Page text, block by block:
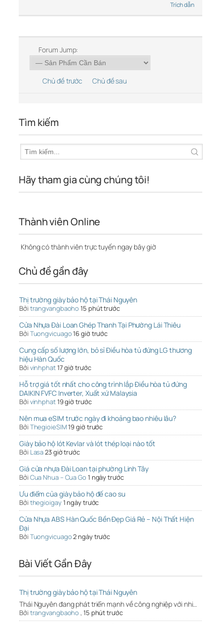
Trích dẫn
Forum Jump:
Chủ đề trước Chủ đề sau
Tìm kiếm
Hãy tham gia cùng chúng tôi!
Thành viên Online
Không có thành viên trực tuyến ngay bây giờ
Chủ đề gần đây
Thị trường giày bảo hộ tại Thái Nguyên
Bởi trangvangbaoho 15 phút trước
Cửa Nhựa Đài Loan Ghép Thanh Tại Phường Lái Thiêu
Bởi Tuongvicuago16 giờ trước
Cung cấp số lượng lớn, bỏ sỉ Điều hòa tủ đứng LG thương
hiệu Hàn Quốc
Bởi vinhphat17 giờ trước
Hỗ trợ giá tốt nhất cho công trình lắp Điều hòa tủ đứng
DAIKIN FVFC Inverter, Xuất xứ Malaysia
Bởi vinhphat19 giờ trước
Nên mua eSIM trước ngày đi khoảng bao nhiêu lâu?
Bởi ThegioieSIM19 giờ trước
Giày bảo hộ lót Kevlar và lót thép loại nào tốt
Bởi Lasa23 giờ trước
Giá cửa nhựa Đài Loan tại phường Linh Tây
Bởi Cua Nhua – Cua Go 1 ngày trước
Ưu điểm của giày bảo hộ đế cao su
Bởi thegioigay1 ngày trước
Cửa Nhựa ABS Hàn Quốc Bền Đẹp Giá Rẻ – Nội Thất Hiện
Đại
Bởi Tuongvicuago2 ngày trước
Bài Viết Gần Đây
Thị trường giày bảo hộ tại Thái Nguyên
Thái Nguyên đang phát triển mạnh về công nghiệp với nhi…
Bởi trangvangbaoho , 15 phút trước